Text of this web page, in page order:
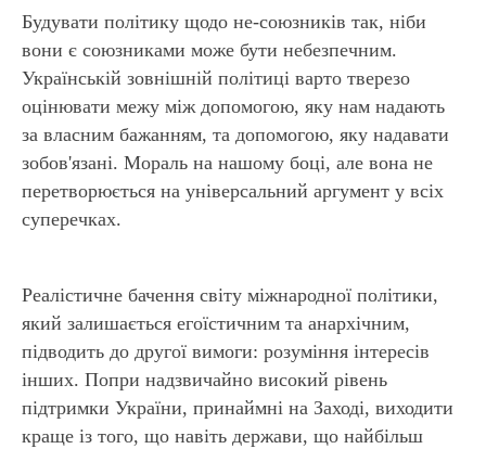
Будувати політику щодо не-союзників так, ніби
вони є союзниками може бути небезпечним.
Українській зовнішній політиці варто тверезо
оцінювати межу між допомогою, яку нам надають
за власним бажанням, та допомогою, яку надавати
зобов'язані. Мораль на нашому боці, але вона не
перетворюється на універсальний аргумент у всіх
суперечках.
Реалістичне бачення світу міжнародної політики,
який залишається егоїстичним та анархічним,
підводить до другої вимоги: розуміння інтересів
інших. Попри надзвичайно високий рівень
підтримки України, принаймні на Заході, виходити
краще із того, що навіть держави, що найбільш